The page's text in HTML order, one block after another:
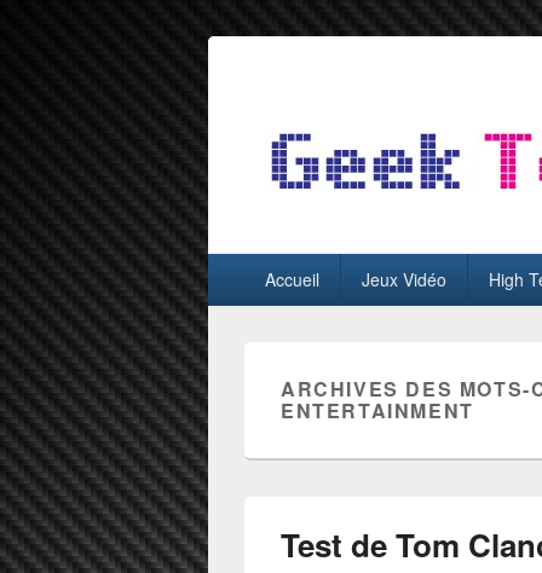
GeekTest
principalAccueil Jeux Vidéo High
ARCHIVES DES MOTS-
ENTERTAINMENT
Test de Tom